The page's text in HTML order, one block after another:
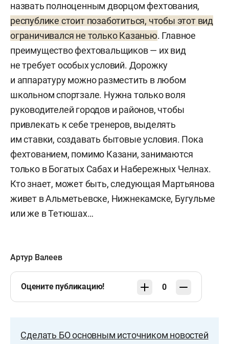
назвать полноценным дворцом фехтования,
республике стоит позаботиться, чтобы этот вид
ограничивался не только Казанью. Главное
преимущество фехтовальщиков — их вид
не требует особых условий. Дорожку
и аппаратуру можно разместить в любом
школьном спортзале. Нужна только воля
руководителей городов и районов, чтобы
привлекать к себе тренеров, выделять
им ставки, создавать бытовые условия. Пока
фехтованием, помимо Казани, занимаются
только в Богатых Сабах и Набережных Челнах.
Кто знает, может быть, следующая Мартьянова
живет в Альметьевске, Нижнекамске, Бугульме
или же в Тетюшах…
Артур Валеев
Оцените публикацию! 0
Сделать БО основным источником новостей